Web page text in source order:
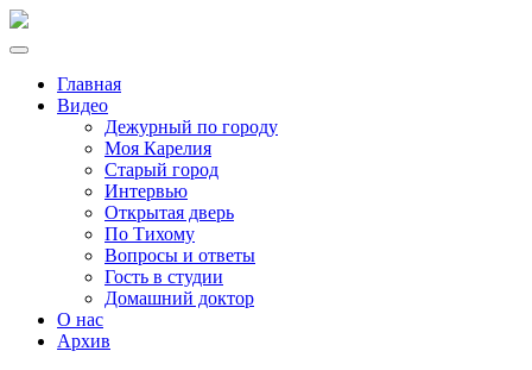
Главная
Видео
Дежурный по городу
Моя Карелия
Старый город
Интервью
Открытая дверь
По Тихому
Вопросы и ответы
Гость в студии
Домашний доктор
О нас
Архив